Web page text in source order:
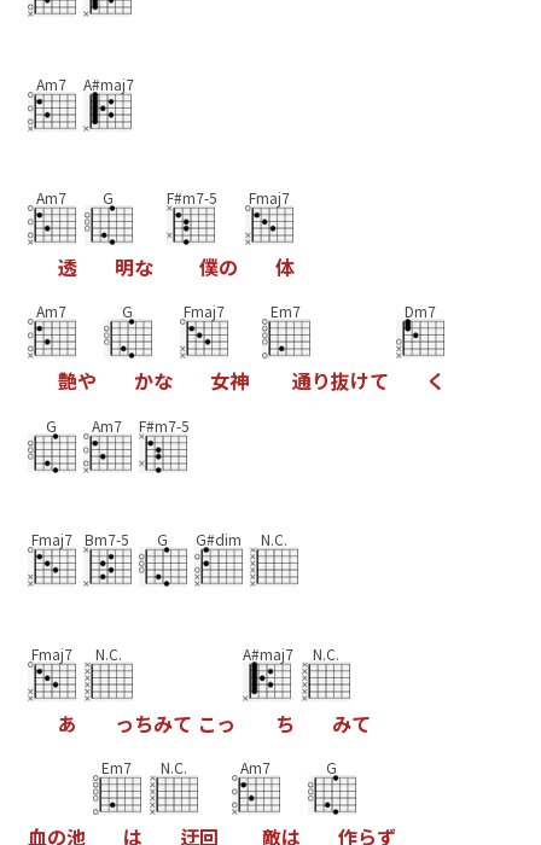
Am7 A#maj7
Am7
透
G
明な
F#m7-5
僕の
Fmaj7
体
Am7
艶や
G
かな
Fmaj7
女神
Em7
通り抜けて
Dm7
く
G Am7 F#m7-5
Fmaj7 Bm7-5 G G#dim N.C.
Fmaj7
あ
N.C.
っちみて こっ
A#maj7
ち
N.C.
みて
血の池
Em7
は
N.C.
迂回
Am7
敵は
G
作らず